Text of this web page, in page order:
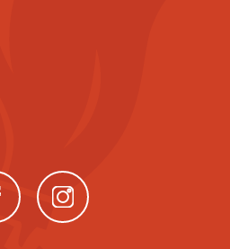
(neues Fenster)(neues Fenster)